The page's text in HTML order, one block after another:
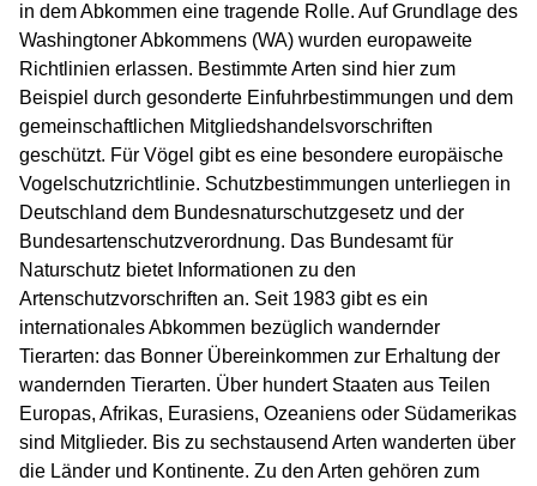
in dem Abkommen eine tragende Rolle. Auf Grundlage des
Washingtoner Abkommens (WA) wurden europaweite
Richtlinien erlassen. Bestimmte Arten sind hier zum
Beispiel durch gesonderte Einfuhrbestimmungen und dem
gemeinschaftlichen Mitgliedshandelsvorschriften
geschützt. Für Vögel gibt es eine besondere europäische
Vogelschutzrichtlinie. Schutzbestimmungen unterliegen in
Deutschland dem Bundesnaturschutzgesetz und der
Bundesartenschutzverordnung. Das Bundesamt für
Naturschutz bietet Informationen zu den
Artenschutzvorschriften an. Seit 1983 gibt es ein
internationales Abkommen bezüglich wandernder
Tierarten: das Bonner Übereinkommen zur Erhaltung der
wandernden Tierarten. Über hundert Staaten aus Teilen
Europas, Afrikas, Eurasiens, Ozeaniens oder Südamerikas
sind Mitglieder. Bis zu sechstausend Arten wanderten über
die Länder und Kontinente. Zu den Arten gehören zum